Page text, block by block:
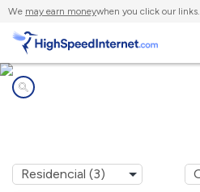
We may earn moneywhen you click our links.